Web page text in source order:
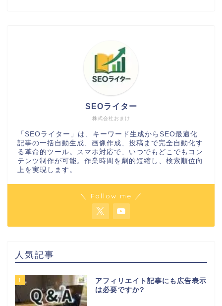
株式会社おまけ
SEOライター
「SEOライター」は、キーワード生成からSEO最適化
記事の一括自動生成、画像作成、投稿まで完全自動化す
る革命的ツール。スマホ対応で、いつでもどこでもコン
テンツ制作が可能。作業時間を劇的短縮し、検索順位向
上を実現します。
＼ Follow me ／
人気記事
1
アフィリエイト記事にも広告表示
は必要ですか?